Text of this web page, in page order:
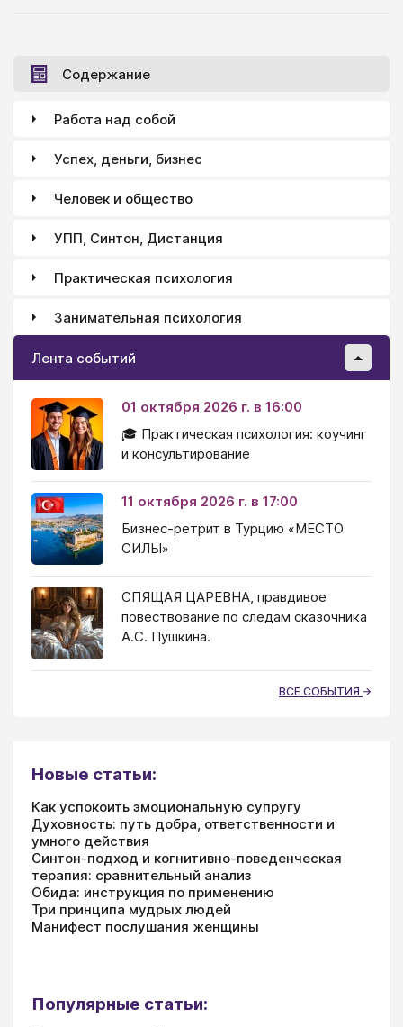
Содержание
Работа над собой
Успех, деньги, бизнес
Человек и общество
УПП, Синтон, Дистанция
Практическая психология
Занимательная психология
Лента событий
01 октября 2026 г. в 16:00
🎓 Практическая психология: коучинг
и консультирование
11 октября 2026 г. в 17:00
Бизнес-ретрит в Турцию «МЕСТО
СИЛЫ»
СПЯЩАЯ ЦАРЕВНА, правдивое
повествование по следам сказочника
А.С. Пушкина.
ВСЕ СОБЫТИЯ
Новые статьи:
Как успокоить эмоциональную супругу
Духовность: путь добра, ответственности и
умного действия
Синтон-подход и когнитивно-поведенческая
терапия: сравнительный анализ
Обида: инструкция по применению
Три принципа мудрых людей
Манифест послушания женщины
Популярные статьи: